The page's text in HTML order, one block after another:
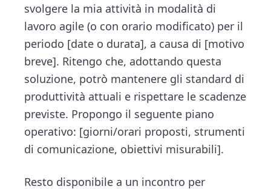
svolgere la mia attività in modalità di
lavoro agile (o con orario modificato) per il
periodo [date o durata], a causa di [motivo
breve]. Ritengo che, adottando questa
soluzione, potrò mantenere gli standard di
produttività attuali e rispettare le scadenze
previste. Propongo il seguente piano
operativo: [giorni/orari proposti, strumenti
di comunicazione, obiettivi misurabili].
Resto disponibile a un incontro per